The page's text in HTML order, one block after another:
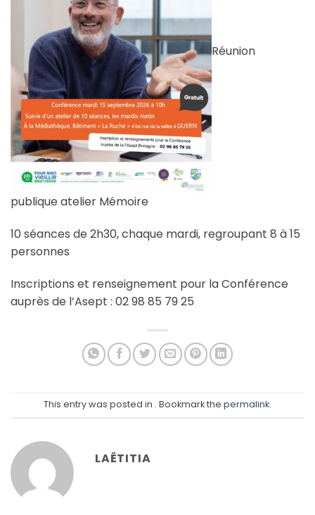
Réunion
publique atelier Mémoire
10 séances de 2h30, chaque mardi, regroupant 8 à 15
personnes
Inscriptions et renseignement pour la Conférence
auprès de l’Asept : 02 98 85 79 25
This entry was posted in . Bookmark the permalink.
LAËTITIA